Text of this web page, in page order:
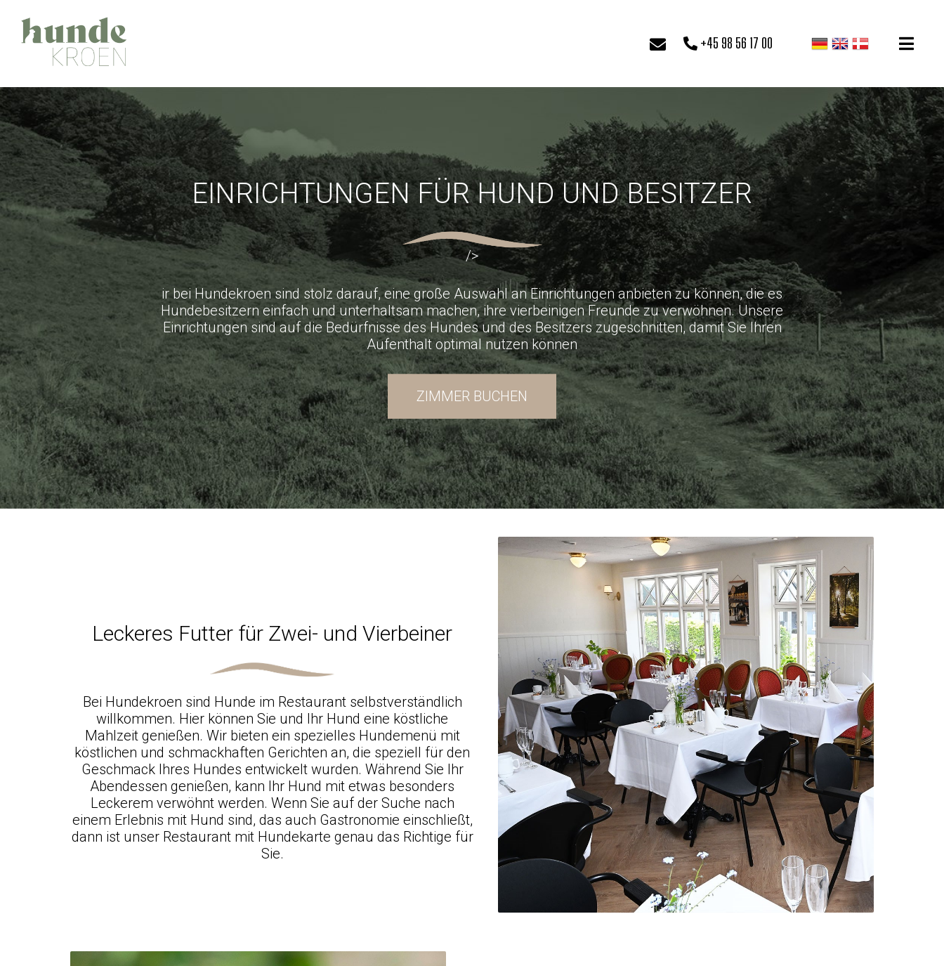
+45 98 56 17 00
EINRICHTUNGEN FÜR HUND UND BESITZER
/>
ir bei Hundekroen sind stolz darauf, eine große Auswahl an Einrichtungen anbieten zu können, die es
Hundebesitzern einfach und unterhaltsam machen, ihre vierbeinigen Freunde zu verwöhnen. Unsere
Einrichtungen sind auf die Bedürfnisse des Hundes und des Besitzers zugeschnitten, damit Sie Ihren
Aufenthalt optimal nutzen können
ZIMMER BUCHEN
Leckeres Futter für Zwei- und Vierbeiner
Bei Hundekroen sind Hunde im Restaurant selbstverständlich
willkommen. Hier können Sie und Ihr Hund eine köstliche
Mahlzeit genießen. Wir bieten ein spezielles Hundemenü mit
köstlichen und schmackhaften Gerichten an, die speziell für den
Geschmack Ihres Hundes entwickelt wurden. Während Sie Ihr
Abendessen genießen, kann Ihr Hund mit etwas besonders
Leckerem verwöhnt werden. Wenn Sie auf der Suche nach
einem Erlebnis mit Hund sind, das auch Gastronomie einschließt,
dann ist unser Restaurant mit Hundekarte genau das Richtige für
Sie.